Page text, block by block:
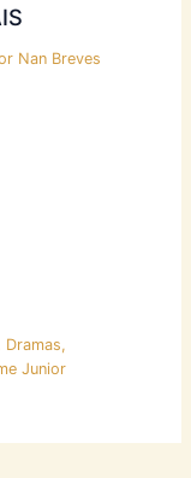
Nan Breves
Dramas,
Junior